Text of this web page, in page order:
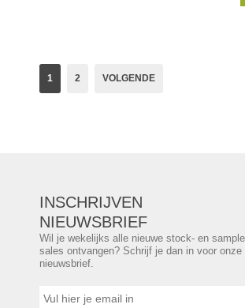
1 2 VOLGENDE
INSCHRIJVEN
NIEUWSBRIEF
Wil je wekelijks alle nieuwe stock- en sample
sales ontvangen? Schrijf je dan in voor onze
nieuwsbrief.